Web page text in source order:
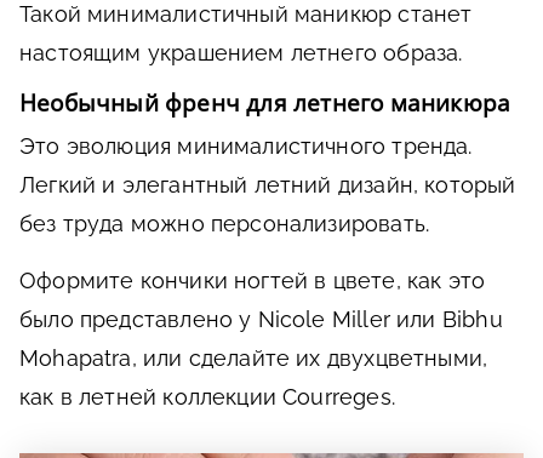
Такой минималистичный маникюр станет
настоящим украшением летнего образа.
Необычный френч для летнего маникюра
Это эволюция минималистичного тренда.
Легкий и элегантный летний дизайн, который
без труда можно персонализировать.
Оформите кончики ногтей в цвете, как это
было представлено у Nicole Miller или Bibhu
Mohapatra, или сделайте их двухцветными,
как в летней коллекции Courreges.